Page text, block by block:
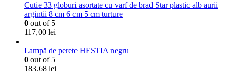
Cutie 33 globuri asortate cu varf de brad Star plastic alb aurii
argintii 8 cm 6 cm 5 cm turture
0 out of 5
117,00 lei
Lampă de perete HESTIA negru
0 out of 5
183,68 lei